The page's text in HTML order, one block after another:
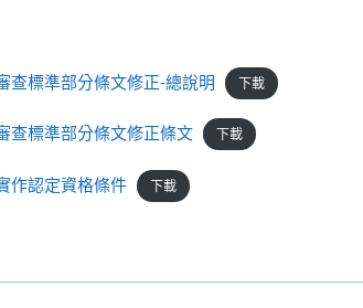
查標準部分條文修正-總說明 下載
查標準部分條文修正條文 下載
作認定資格條件 下載